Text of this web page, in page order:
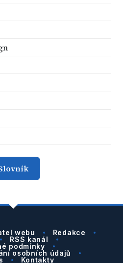
webu
Redakce
RSS kanál
podmínky
osobních údajů
Kontakty